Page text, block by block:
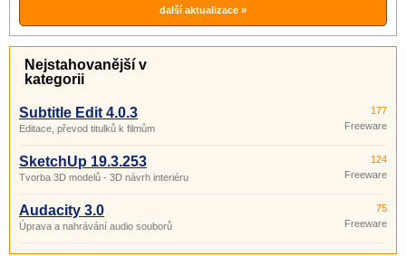
další aktualizace »
Nejstahovanější v
kategorii
Subtitle Edit 4.0.3
Editace, převod titulků k filmům
177
Freeware
SketchUp 19.3.253
Tvorba 3D modelů - 3D návrh interiéru
124
Freeware
Audacity 3.0
Úprava a nahrávání audio souborů
75
Freeware